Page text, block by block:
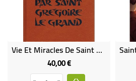
Vie Et Miracles De Saint Benoit - Par Saint Grégoire Le Grand
40,00 €Prix